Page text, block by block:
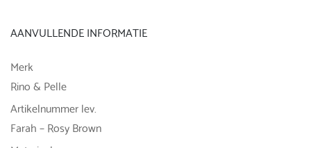
AANVULLENDE INFORMATIE
Merk
Rino & Pelle
Artikelnummer lev.
Farah – Rosy Brown